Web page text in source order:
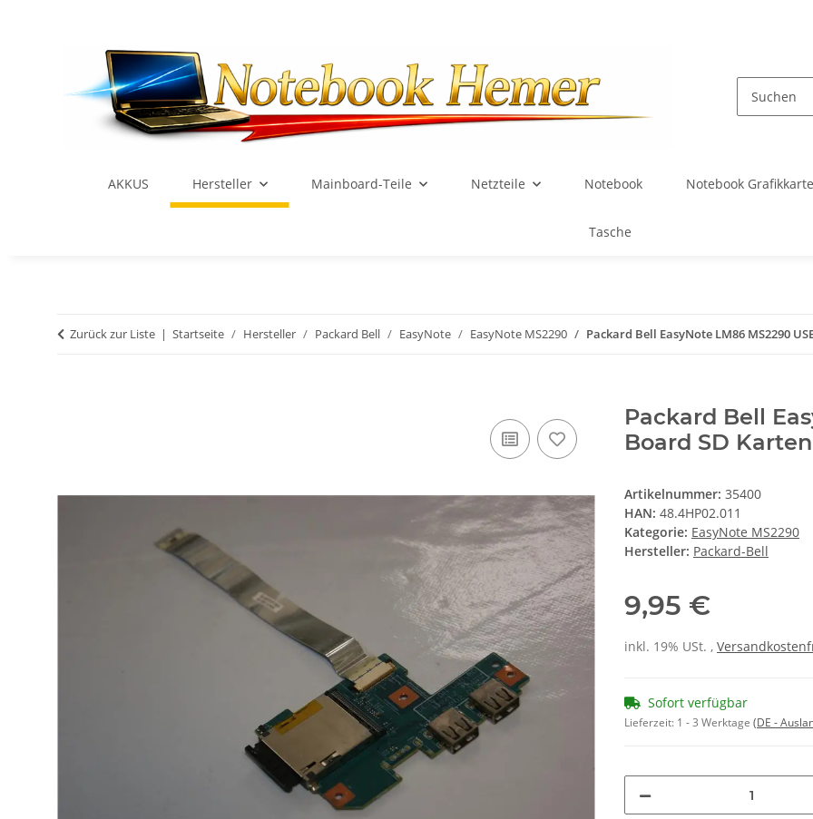
AKKUS Hersteller Mainboard-Teile Netzteile Notebook Notebook
Tasche
Zurück zur Liste Startseite Hersteller Packard Bell EasyNote EasyNote MS2290 Packard Bell EasyNote LM86 MS2290
Packard Bell
Board SD
Artikelnummer: 35400
HAN: 48.4HP02.011
Kategorie: EasyNote MS2290
Hersteller: Packard-Bell
9,95 €
inkl. 19% USt. ,
Sofort verfügbar
Lieferzeit: 1 - 3 Werktage (DE -